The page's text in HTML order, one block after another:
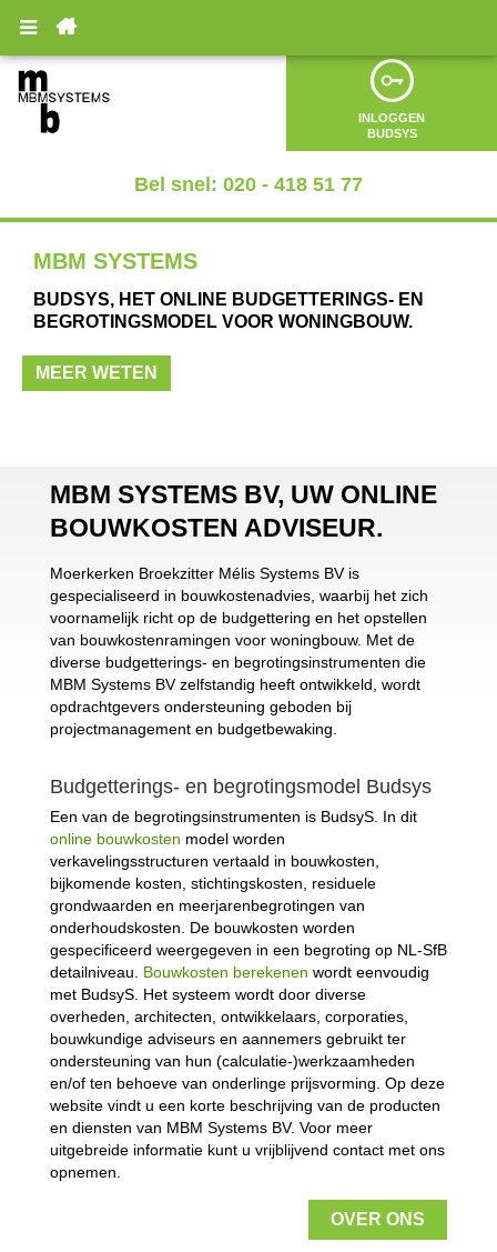

INLOGGEN
BUDSYS
Bel snel: 020 - 418 51 77
MBM SYSTEMS
BUDSYS, HET ONLINE BUDGETTERINGS- EN
BEGROTINGSMODEL VOOR WONINGBOUW.
MEER WETEN
MBM SYSTEMS BV, UW ONLINE
BOUWKOSTEN ADVISEUR.
Moerkerken Broekzitter Mélis Systems BV is
gespecialiseerd in bouwkostenadvies, waarbij het zich
voornamelijk richt op de budgettering en het opstellen
van bouwkostenramingen voor woningbouw. Met de
diverse budgetterings- en begrotingsinstrumenten die
MBM Systems BV zelfstandig heeft ontwikkeld, wordt
opdrachtgevers ondersteuning geboden bij
projectmanagement en budgetbewaking.
Budgetterings- en begrotingsmodel Budsys
Een van de begrotingsinstrumenten is BudsyS. In dit
online bouwkosten model worden
verkavelingsstructuren vertaald in bouwkosten,
bijkomende kosten, stichtingskosten, residuele
grondwaarden en meerjarenbegrotingen van
onderhoudskosten. De bouwkosten worden
gespecificeerd weergegeven in een begroting op NL-SfB
detailniveau. Bouwkosten berekenen wordt eenvoudig
met BudsyS. Het systeem wordt door diverse
overheden, architecten, ontwikkelaars, corporaties,
bouwkundige adviseurs en aannemers gebruikt ter
ondersteuning van hun (calculatie-)werkzaamheden
en/of ten behoeve van onderlinge prijsvorming. Op deze
website vindt u een korte beschrijving van de producten
en diensten van MBM Systems BV. Voor meer
uitgebreide informatie kunt u vrijblijvend contact met ons
opnemen.
OVER ONS